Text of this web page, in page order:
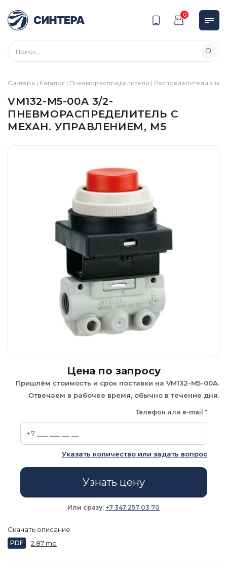
0
Синтера | Каталог | Пневмораспределители | Распределители с
VM132-M5-00A 3/2-
ПНЕВМОРАСПРЕДЕЛИТЕЛЬ С
МЕХАН. УПРАВЛЕНИЕМ, М5
Цена по запросу
Пришлём стоимость и срок поставки на VM132-M5-00A.
Отвечаем в рабочее время, обычно в течение дня.
Телефон или e-mail *
Указать количество или задать вопрос
Узнать цену
Или сразу: +7 347 257 03 70
Скачать описание
PDF 2.87 mb